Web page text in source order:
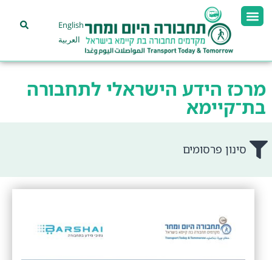
English
العربية
מרכז הידע הישראלי לתחבורה
בת־קיימא
סינון פרסומים